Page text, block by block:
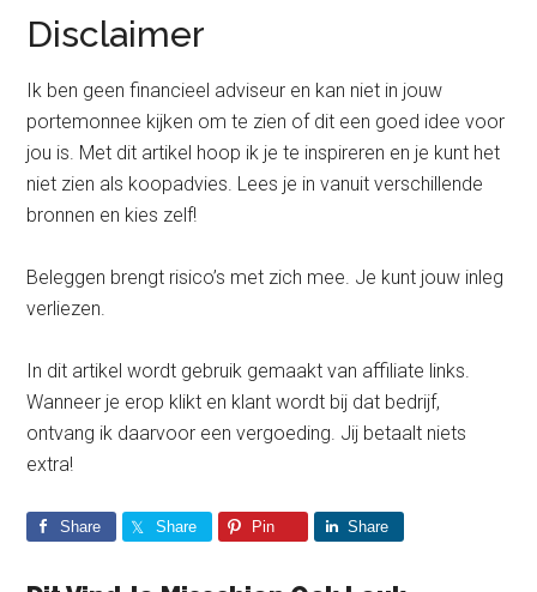
Disclaimer
Ik ben geen financieel adviseur en kan niet in jouw
portemonnee kijken om te zien of dit een goed idee voor
jou is. Met dit artikel hoop ik je te inspireren en je kunt het
niet zien als koopadvies. Lees je in vanuit verschillende
bronnen en kies zelf!
Beleggen brengt risico’s met zich mee. Je kunt jouw inleg
verliezen.
In dit artikel wordt gebruik gemaakt van affiliate links.
Wanneer je erop klikt en klant wordt bij dat bedrijf,
ontvang ik daarvoor een vergoeding. Jij betaalt niets
extra!
Share Share Pin Share